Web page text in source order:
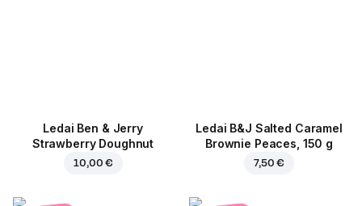
Ledai Ben & Jerry
Strawberry Doughnut
10,00 €
Ledai B&J Salted Caramel
Brownie Peaces, 150 g
7,50 €